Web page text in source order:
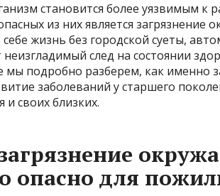
становится более уязвимым
из них является загрязнение
жизнь без городской суеты,
неизгладимый след на состоянии
мы подробно разберем, как именно
заболеваний у старшего
своих близких.
опасно для